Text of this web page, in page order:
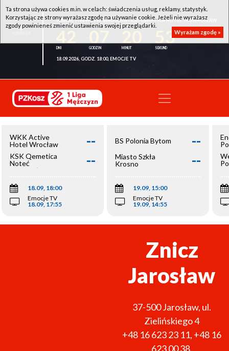
WKK ACTIVE HOTEL WROCŁAW - KSK QEMETICA NOTEĆ INOWROCŁAW
53
18.09.2026, GODZ. 18:00, EMOCJE TV
WKK Active
Hotel Wrocław
--
KSK Qemetica
Noteć
Inowrocław
--
18.09, 18:00
Emocje TV
18.09, 17:55
BS Polonia Bytom --
Miasto Szkła
Krosno
--
19.09, 15:00
Emocje TV
19.09, 14:55
Znicz
Jarosław
37-500Jarosław, ul.
Zielińskiego 4
+48 16 623 23 11, +48 16
623 00 38,
Ta strona używa cookies m.in. w celach: świadczenia usług, reklamy, statystyk.
Korzystając ze strony wyrażasz zgodę na używanie cookie. Jeżeli nie wyrażasz
zgody powinieneś zmienić ustawienia swojej przeglądarki.
Wyrażam zgodę »